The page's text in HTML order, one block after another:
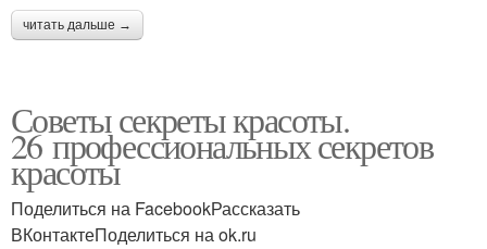
читать дальше →
Советы секреты красоты.
26 профессиональных секретов
красоты
Поделиться на FacebookРассказать
ВКонтактеПоделиться на ok.ru